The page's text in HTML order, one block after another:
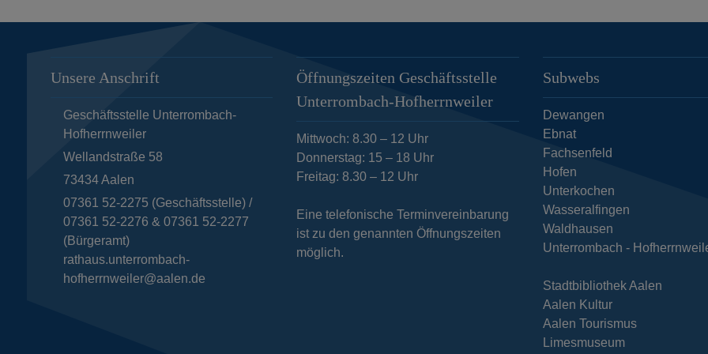
Unsere Anschrift
Geschäftsstelle Unterrombach-
Hofherrnweiler
Wellandstraße 58
73434 Aalen
07361 52-2275 (Geschäftsstelle) /
07361 52-2276 & 07361 52-2277
(Bürgeramt)
rathaus.unterrombach-
hofherrnweiler@aalen.de
Öffnungszeiten Geschäftsstelle
Unterrombach-Hofherrnweiler
Mittwoch: 8.30 – 12 Uhr
Donnerstag: 15 – 18 Uhr
Freitag: 8.30 – 12 Uhr
Eine telefonische Terminvereinbarung
ist zu den genannten Öffnungszeiten
möglich.
Subwebs
Dewangen
Ebnat
Fachsenfeld
Hofen
Unterkochen
Wasseralfingen
Waldhausen
Unterrombach -
Stadtbibliothek Aalen
Aalen Kultur
Aalen Tourismus
Limesmuseum